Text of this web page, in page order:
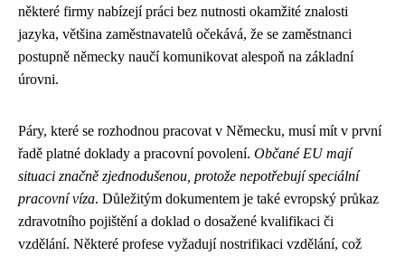
některé firmy nabízejí práci bez nutnosti okamžité znalosti
jazyka, většina zaměstnavatelů očekává, že se zaměstnanci
postupně německy naučí komunikovat alespoň na základní
úrovni.
Páry, které se rozhodnou pracovat v Německu, musí mít v první
řadě platné doklady a pracovní povolení. Občané EU mají
situaci značně zjednodušenou, protože nepotřebují speciální
pracovní víza. Důležitým dokumentem je také evropský průkaz
zdravotního pojištění a doklad o dosažené kvalifikaci či
vzdělání. Některé profese vyžadují nostrifikaci vzdělání, což